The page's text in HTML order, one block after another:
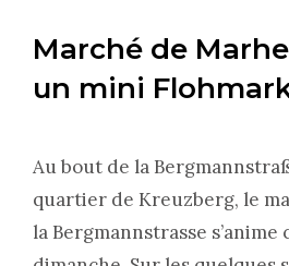
Marché de
un mini
Au bout de la
quartier de Kreuzberg, le
la Bergmannstrasse